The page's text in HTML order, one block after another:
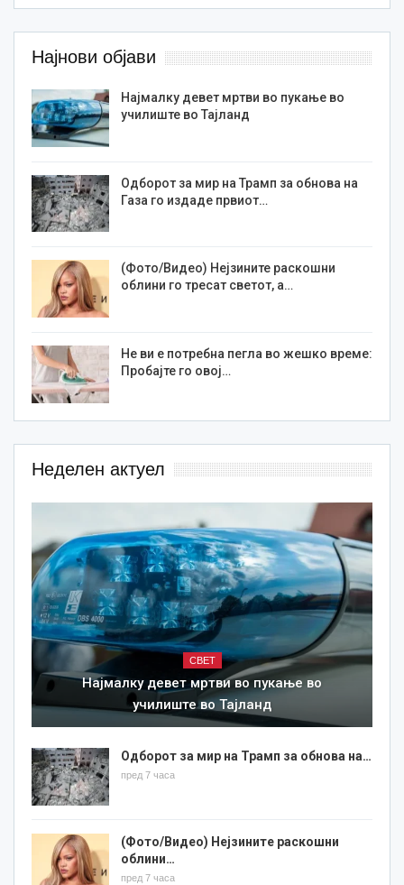
Најнови објави
Најмалку девет мртви во пукање во
училиште во Тајланд
Одборот за мир на Трамп за обнова на
Газа го издаде првиот…
(Фото/Видео) Нејзините раскошни
облини го тресат светот, а…
Не ви е потребна пегла во жешко време:
Пробајте го овој…
Неделен актуел
СВЕТ
Најмалку девет мртви во пукање во
училиште во Тајланд
Одборот за мир на Трамп за обнова на…
пред 7 часа
(Фото/Видео) Нејзините раскошни
облини…
пред 7 часа